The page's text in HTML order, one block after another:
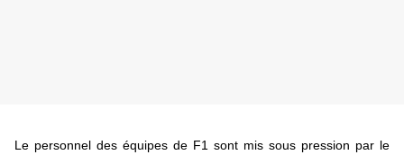
Le personnel des équipes de F1 sont mis sous pression par le